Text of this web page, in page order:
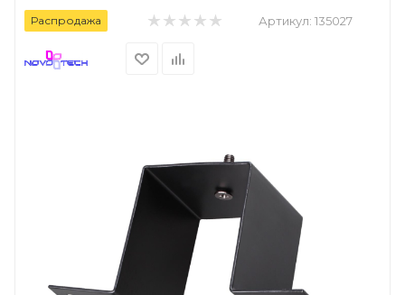
Распродажа Артикул: 135027